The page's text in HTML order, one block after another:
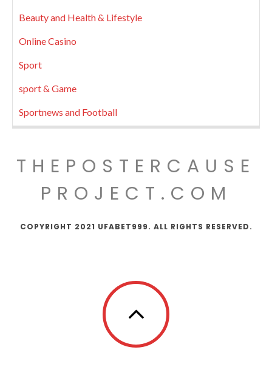
Beauty and Health & Lifestyle
Online Casino
Sport
sport & Game
Sportnews and Football
THEPOSTERCAUSE
PROJECT.COM
COPYRIGHT 2021 UFABET999. ALL RIGHTS RESERVED.